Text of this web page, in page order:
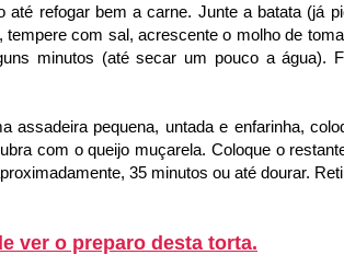
até refogar bem a carne. Junte a batata (já
tempere com sal, acrescente o molho de
minutos (até secar um pouco a água).
assadeira pequena, untada e enfarinha,
com o queijo muçarela. Coloque o
35 minutos ou até dourar.
ver o preparo desta torta.